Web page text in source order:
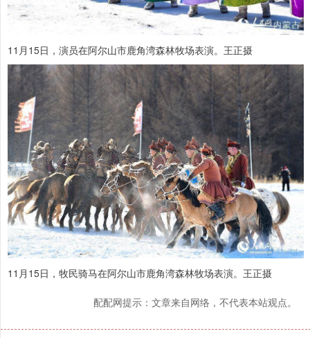
11月15日，演员在阿尔山市鹿角湾森林牧场表演。王正摄
11月15日，牧民骑马在阿尔山市鹿角湾森林牧场表演。王正摄
配配网提示：文章来自网络，不代表本站观点。